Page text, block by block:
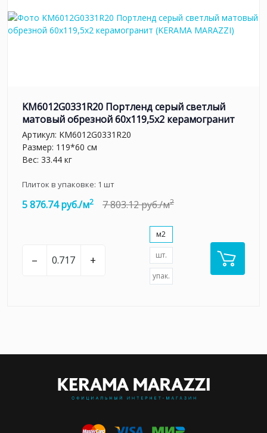
KM6012G0331R20 Портленд серый светлый
матовый обрезной 60x119,5x2 керамогранит
Артикул: KM6012G0331R20
Размер: 119*60 см
Вес: 33.44 кг
Плиток в упаковке: 1 шт
5 876.74 руб./м2 7 803.12 руб./м2
– +
м2
шт.
упак.